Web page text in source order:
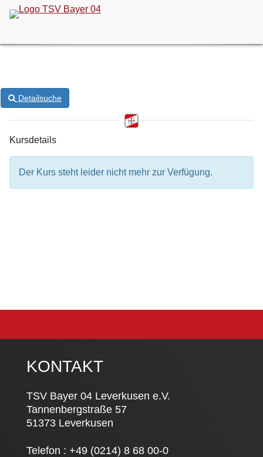
Detailsuche
Kursdetails
Der Kurs steht leider nicht mehr zur Verfügung.
KONTAKT
TSV Bayer 04 Leverkusen e.V.
Tannenbergstraße 57
51373 Leverkusen
Telefon : +49 (0214) 8 68 00-0